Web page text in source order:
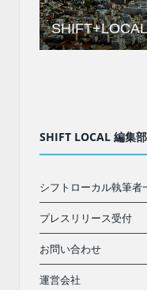
SHIFT LOCAL 編集
シフトローカル執筆者
プレスリリース受付
お問い合わせ
運営会社